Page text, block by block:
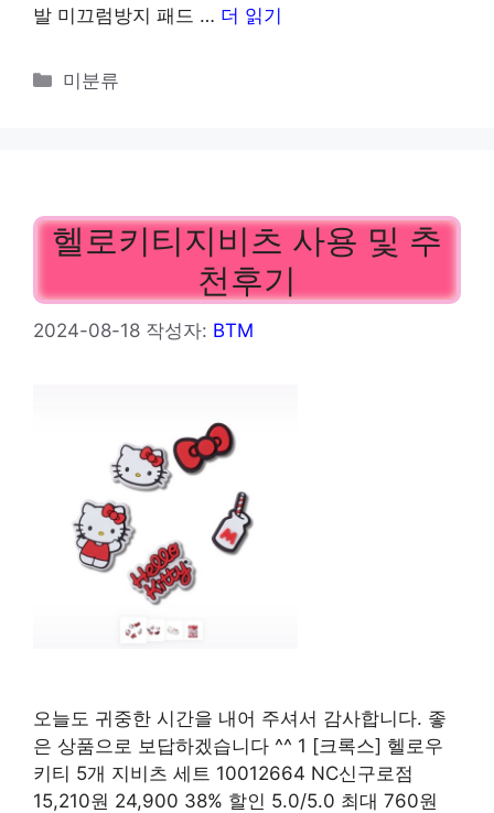
발 미끄럼방지 패드 … 더 읽기
카
미분류
헬로키티지비츠 사용 및 추
천후기
2024-08-18 작성자: BTM
오늘도 귀중한 시간을 내어 주셔서 감사합니다. 좋
은 상품으로 보답하겠습니다 ^^ 1 [크록스] 헬로우
키티 5개 지비츠 세트 10012664 NC신구로점
15,210원 24,900 38% 할인 5.0/5.0 최대 760원